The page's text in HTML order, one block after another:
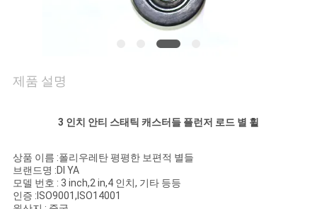
스
제품 설명
3 인치 안티 스태틱 캐스터들 플런저 로드 별 휠
상품 이름 :폴리우레탄 평평한 보편적 별들
브랜드명 :DI YA
모델 번호 : 3 inch,2 in,4 인치, 기타 등등
인증 :ISO9001,ISO14001